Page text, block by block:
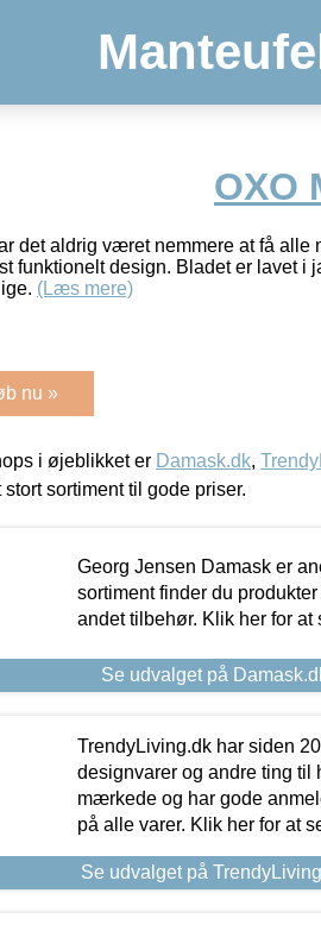
OXO
det aldrig været nemmere at få
funktionelt design. Bladet er lavet i
(Læs mere)
nu »
i øjeblikket er Damask.dk,
sortiment til gode priser.
Georg Jensen Damask er
sortiment finder du
andet tilbehør. Klik her for at
Se udvalget på
TrendyLiving.dk har siden
designvarer og andre ting til
mærkede og har gode
på alle varer. Klik her for at
Se udvalget på